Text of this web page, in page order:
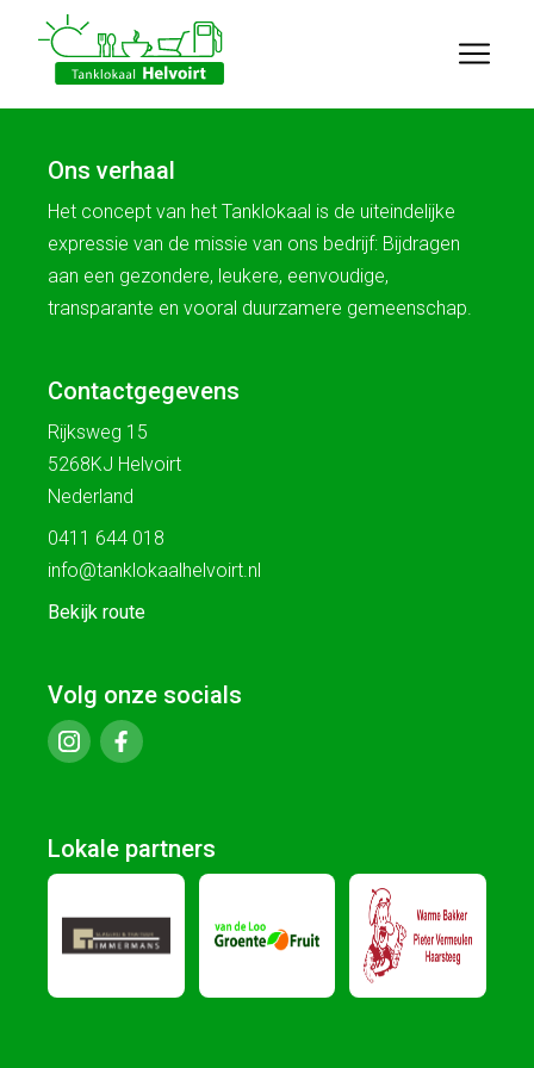
Ons verhaal
Het concept van het Tanklokaal is de uiteindelijke
expressie van de missie van ons bedrijf: Bijdragen
aan een gezondere, leukere, eenvoudige,
transparante en vooral duurzamere gemeenschap.
Contactgegevens
Rijksweg 15
5268KJ Helvoirt
Nederland
0411 644 018
info@tanklokaalhelvoirt.nl
Bekijk route
Volg onze socials
Lokale partners